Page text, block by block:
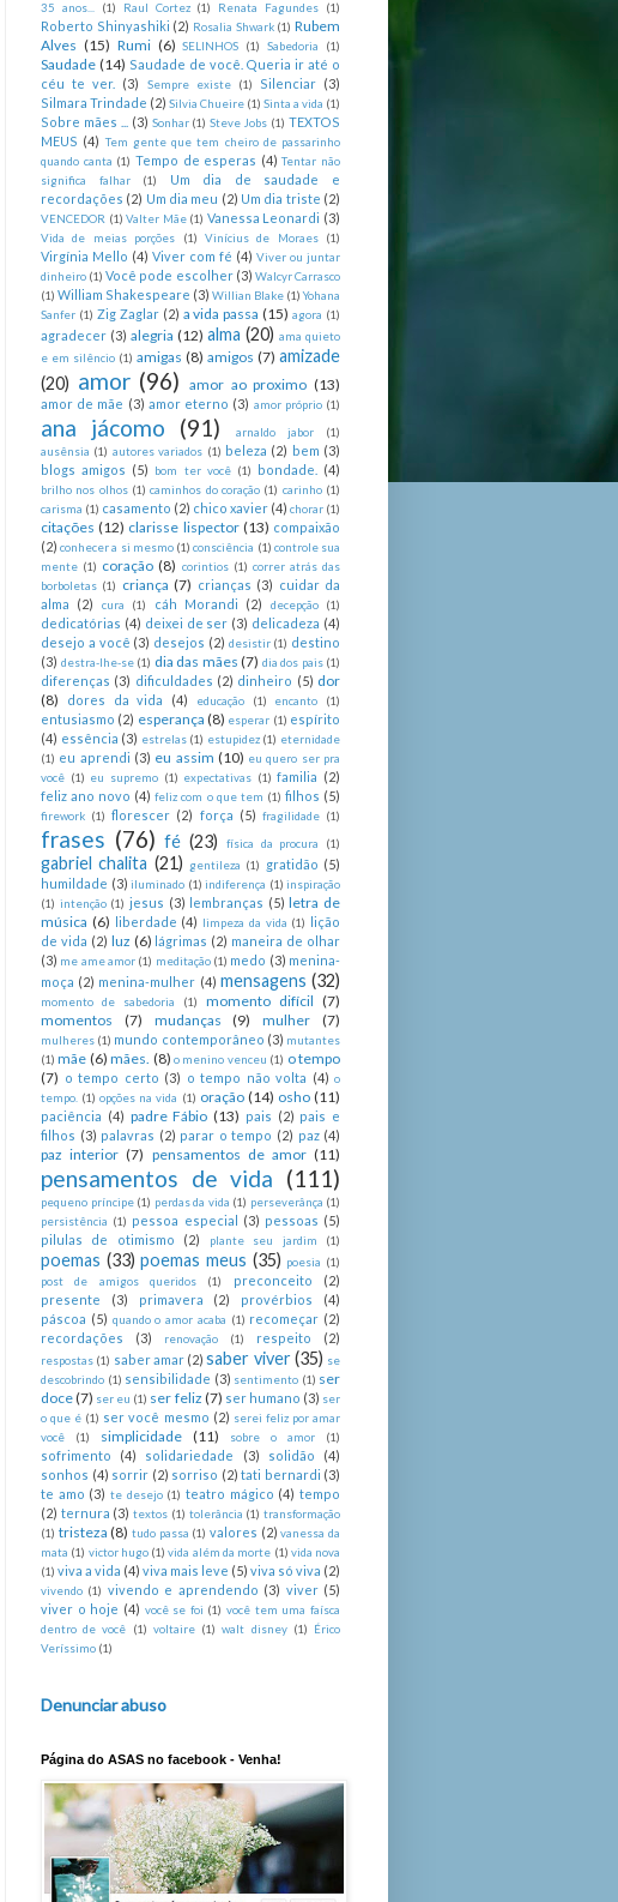
35 anos...
(1) Raul Cortez (1) Renata Fagundes (1)
Roberto Shinyashiki (2) Rosalia Shwark (1) Rubem
Alves (15) Rumi (6) SELINHOS (1) Sabedoria (1)
Saudade (14) Saudade de você. Queria ir até o
céu te ver.
(3) Sempre existe (1) Silenciar (3)
Silmara Trindade (2) Silvia Chueire (1) Sinta a vida (1)
Sobre mães ... (3) Sonhar (1) Steve Jobs (1) TEXTOS
MEUS (4) Tem gente que tem cheiro de passarinho
quando canta (1) Tempo de esperas (4) Tentar não
significa falhar
(1)
Um dia de saudade e
recordações (2) Um dia meu (2) Um dia triste (2)
VENCEDOR (1) Valter Mãe (1) Vanessa Leonardi (3)
Vida de meias porções (1) Vinícius de Moraes (1)
Virgínia Mello (4) Viver com fé (4) Viver ou juntar
dinheiro (1) Você pode escolher (3) Walcyr Carrasco
(1) William Shakespeare (3) Willian Blake (1) Yohana
Sanfer (1) Zig Zaglar (2) a vida passa (15) agora (1)
agradecer (3) alegria (12) alma (20) ama quieto
e em silêncio (1) amigas (8) amigos (7) amizade
(20) amor (96) amor ao proximo (13)
amor de mãe (3) amor eterno (3) amor próprio (1)
ana jácomo (91) arnaldo jabor
(1)
ausênsia (1) autores variados (1) beleza (2) bem (3)
blogs amigos (5) bom ter você (1) bondade. (4)
brilho nos olhos (1) caminhos do coração (1) carinho (1)
carisma (1) casamento (2) chico xavier (4) chorar (1)
citações (12) clarisse lispector (13) compaixão
(2) conhecer a si mesmo (1) consciência (1) controle sua
mente (1) coração (8) corintios (1) correr atrás das
borboletas (1) criança (7) crianças (3) cuidar da
alma
(2) cura (1) cáh Morandi (2) decepção (1)
dedicatórias (4) deixei de ser (3) delicadeza (4)
desejo a você (3) desejos (2) desistir (1) destino
(3) destra-lhe-se (1) dia das mães (7) dia dos pais (1)
diferenças (3) dificuldades (2) dinheiro (5) dor
(8)
dores da vida (4) educação (1) encanto (1)
entusiasmo (2) esperança (8) esperar (1) espírito
(4) essência (3) estrelas (1) estupidez (1) eternidade
(1) eu aprendi (3) eu assim (10) eu quero ser pra
você (1) eu supremo (1) expectativas (1) familia (2)
feliz ano novo (4) feliz com o que tem (1) filhos (5)
firework (1) florescer (2) força (5) fragilidade (1)
frases (76) fé (23) física da procura (1)
gabriel chalita (21) gentileza (1) gratidão (5)
humildade (3) iluminado (1) indiferença (1) inspiração
(1) intenção (1) jesus (3) lembranças (5) letra de
música (6) liberdade (4) limpeza da vida (1)
lição
de vida (2) luz (6) lágrimas (2) maneira de olhar
(3) me ame amor (1) meditação (1) medo (3) menina-
moça (2) menina-mulher (4) mensagens (32)
momento de sabedoria (1) momento difícil (7)
momentos
(7) mudanças (9) mulher (7)
mulheres (1) mundo contemporâneo (3) mutantes
(1) mãe (6) mães. (8) o menino venceu (1) o tempo
(7) o tempo certo (3) o tempo não volta (4) o
tempo. (1) opções na vida (1) oração (14) osho (11)
paciência (4) padre Fábio (13) pais (2) pais e
filhos (3) palavras (2) parar o tempo (2) paz (4)
paz interior (7) pensamentos de amor (11)
pensamentos de vida (111)
pequeno príncipe (1) perdas da vida (1) perseverânça (1)
persistência (1) pessoa especial (3) pessoas (5)
pilulas de otimismo
(2) plante seu jardim (1)
poemas (33) poemas meus (35) poesia (1)
post de amigos queridos
(1) preconceito
(2)
presente
(3) primavera (2) provérbios
(4)
páscoa (5) quando o amor acaba (1) recomeçar (2)
recordações
(3) renovação (1) respeito (2)
respostas (1) saber amar (2) saber viver (35) se
descobrindo (1) sensibilidade (3) sentimento (1) ser
doce(7) ser eu (1) ser feliz (7) ser humano (3) ser
o que é (1) ser você mesmo (2) serei feliz por amar
você
(1) simplicidade (11) sobre o amor (1)
sofrimento (4) solidariedade (3) solidão
(4)
sonhos (4) sorrir (2) sorriso (2) tati bernardi (3)
te amo (3) te desejo (1) teatro mágico (4) tempo
(2) ternura (3) textos (1) tolerância (1) transformação
(1) tristeza (8) tudo passa (1) valores (2) vanessa da
mata (1) victor hugo (1) vida além da morte (1) vida nova
(1) viva a vida (4) viva mais leve (5) viva só viva (2)
vivendo (1) vivendo e aprendendo (3) viver (5)
viver o hoje (4) você se foi (1) você tem uma faísca
dentro de você
(1) voltaire (1) walt disney (1)
Érico
Veríssimo (1)
Denunciar abuso
Página do ASAS no facebook - Venha!